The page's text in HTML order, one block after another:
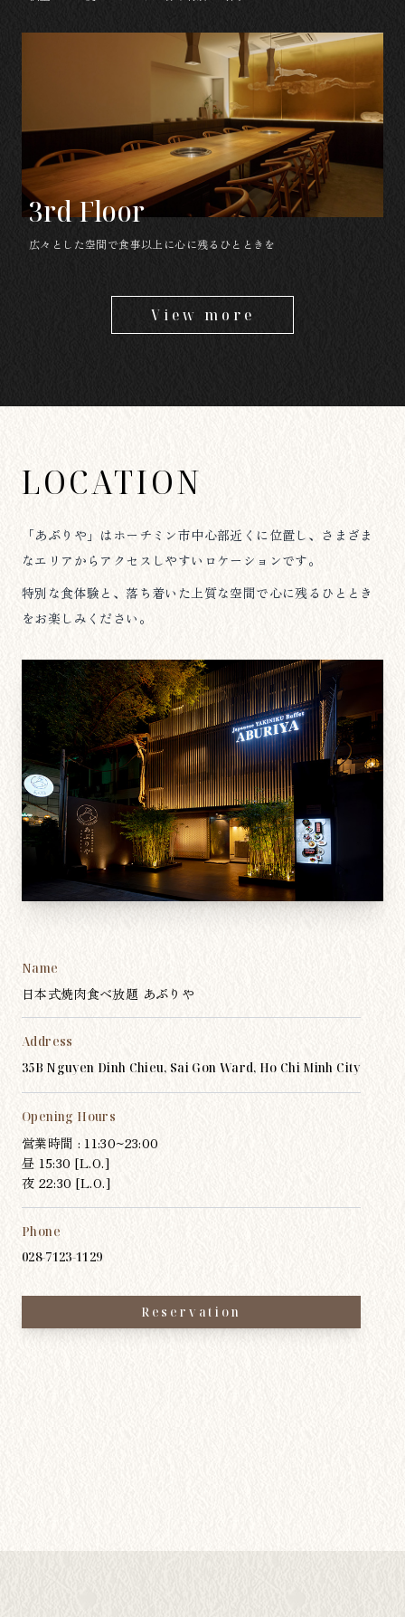
3rd Floor
広々とした空間で食事以上に心に残るひとときを
View more
LOCATION
「あぶりや」はホーチミン市中心部近くに位置し、さまざま
なエリアからアクセスしやすいロケーションです。
特別な食体験と、落ち着いた上質な空間で心に残るひととき
をお楽しみください。
Name
日本式焼肉食べ放題 あぶりや
Address
35B Nguyen Dinh Chieu, Sai Gon Ward, Ho Chi Minh City
Opening Hours
営業時間 : 11:30~23:00
昼 15:30 [L.O.]
夜 22:30 [L.O.]
Phone
028-7123-1129
Reservation